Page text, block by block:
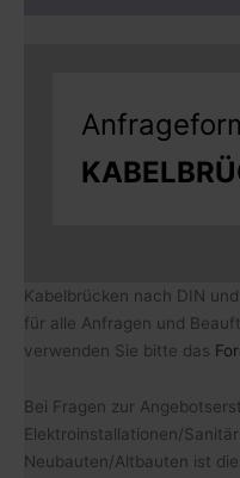
Kabelbrücken nach DIN
für alle Anfragen und
verwenden Sie bitte das
Bei Fragen zur
Elektroinstallationen/
Neubauten/Altbauten ist